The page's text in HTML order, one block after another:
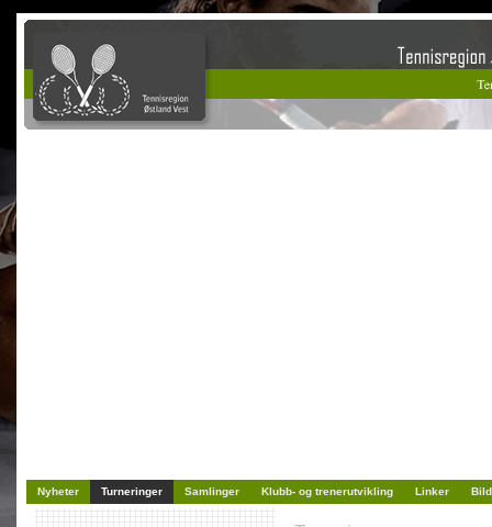
Nyheter Turneringer Samlinger Klubb- og trenerutvikling Linker